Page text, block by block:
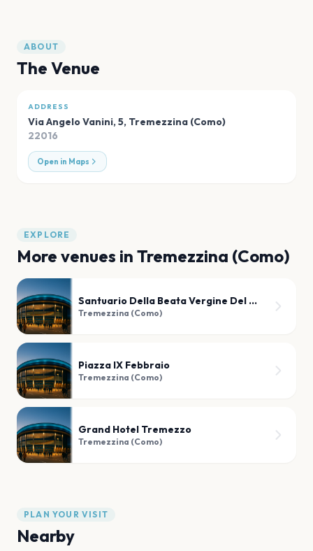
ABOUT
The Venue
ADDRESS
Via Angelo Vanini, 5, Tremezzina (Como)
22016
Open in Maps
EXPLORE
More venues in Tremezzina (Como)
Santuario Della Beata Vergine Del Soccorso
Tremezzina (Como)
Piazza IX Febbraio
Tremezzina (Como)
Grand Hotel Tremezzo
Tremezzina (Como)
PLAN YOUR VISIT
Nearby